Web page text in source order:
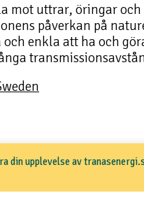
mot uttrar, öringar
påverkan på
enkla att ha och
din upplevelse av